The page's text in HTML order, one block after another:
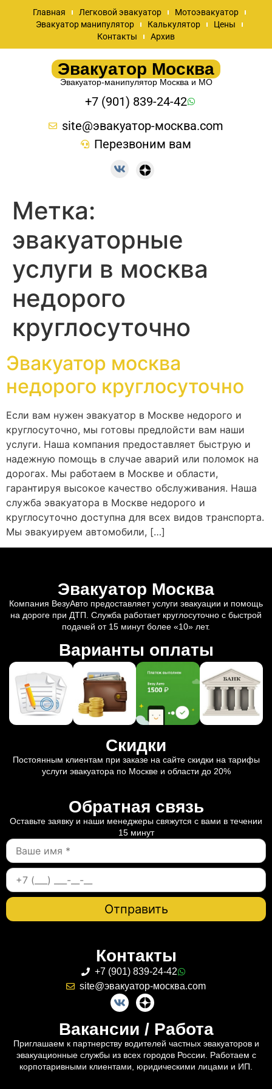
Главная Легковой эвакуатор
Мотоэвакуатор
Эвакуатор манипулятор
Калькулятор
Цены
Контакты
Архив
Эвакуатор Москва
Эвакуатор-манипулятор Москва и МО
+7 (901) 839-24-42
site@эвакуатор-москва.com
Перезвоним вам
Метка:
эвакуаторные
услуги в москва
недорого
круглосуточно
Эвакуатор москва
недорого круглосуточно
Если вам нужен эвакуатор в Москве недорого и
круглосуточно, мы готовы предлойсти вам наши
услуги. Наша компания предоставляет быструю и
надежную помощь в случае аварий или поломок на
дорогах. Мы работаем в Москве и области,
гарантируя высокое качество обслуживания. Наша
служба эвакуатора в Москве недорого и
круглосуточно доступна для всех видов транспорта.
Мы эвакуируем автомобили, […]
Эвакуатор Москва
Компания ВезуАвто предоставляет услуги эвакуации и помощь
на дороге при ДТП. Служба работает круглосуточно с быстрой
подачей от 15 минут более «10» лет.
Варианты оплаты
Скидки
Постоянным клиентам при заказе на сайте скидки на тарифы
услуги эвакуатора по Москве и области до 20%
Обратная связь
Оставьте заявку и наши менеджеры свяжутся с вами в течении
15 минут
Контакты
+7 (901) 839-24-42
site@эвакуатор-москва.com
Вакансии / Работа
Приглашаем к партнерству водителей частных эвакуаторов и
эвакуационные службы из всех городов России. Работаем с
корпотаривными клиентами, юридическими лицами и ИП.